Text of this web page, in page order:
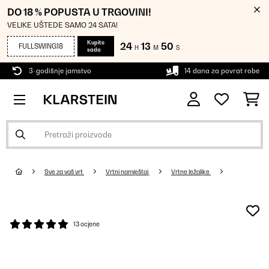
DO 18 % POPUSTA U TRGOVINI!
VELIKE UŠTEDE SAMO 24 SATA!
FULLSWING18
Kupite
sada
24 H 13 M 48 S
3-godišnje jamstvo 14 dana za povrat robe
Sve za vaš vrt Vrtni namještaj Vrtne ležaljke
13 ocjene